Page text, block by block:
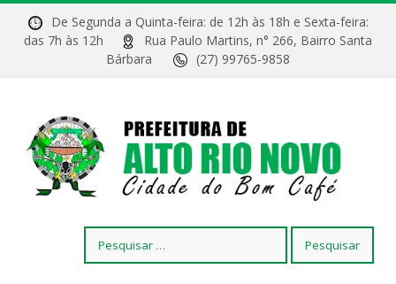
De Segunda a Quinta-feira: de 12h às 18h e Sexta-feira:
das 7h às 12h
Rua Paulo Martins, n° 266, Bairro Santa
Bárbara
(27) 99765-9858
por: